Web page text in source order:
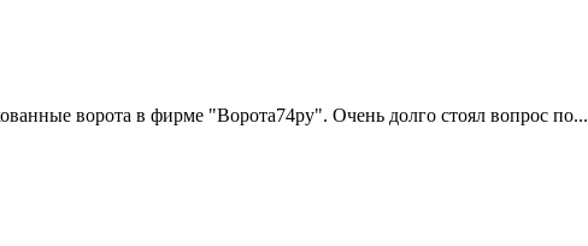
ворота в фирме "Ворота74ру". Очень долго стоял вопрос по...